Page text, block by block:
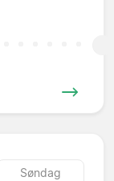
Søndag